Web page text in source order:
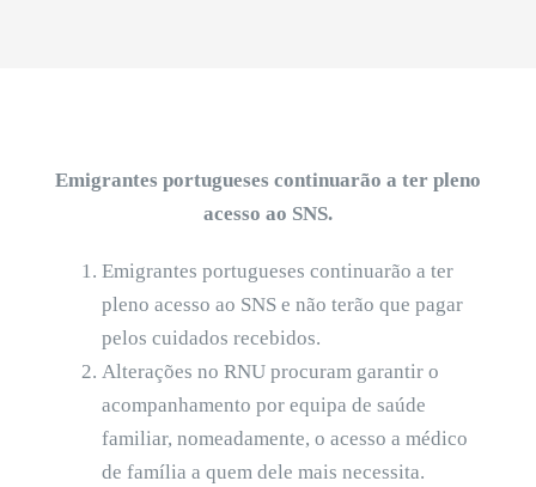
Emigrantes portugueses continuarão a ter pleno
acesso ao SNS.
Emigrantes portugueses continuarão a ter
pleno acesso ao SNS e não terão que pagar
pelos cuidados recebidos.
Alterações no RNU procuram garantir o
acompanhamento por equipa de saúde
familiar, nomeadamente, o acesso a médico
de família a quem dele mais necessita.